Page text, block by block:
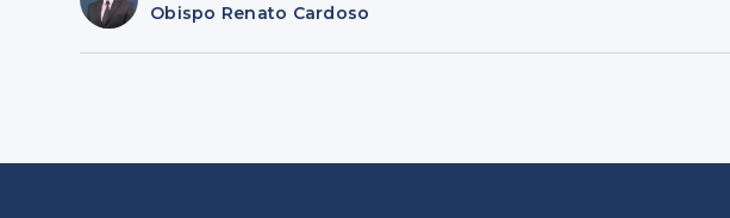
Obispo Renato Cardoso